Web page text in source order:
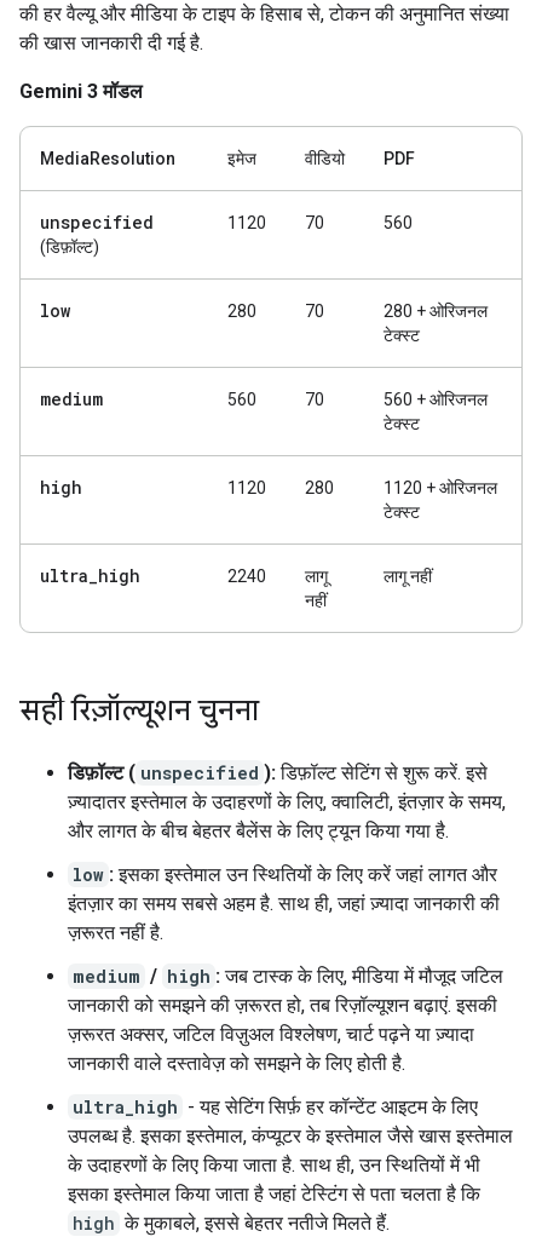
की हर वैल्यू और मीडिया के टाइप के हिसाब से, टोकन की अनुमानित संख्या
की खास जानकारी दी गई है.
Gemini 3 मॉडल
MediaResolution इमेज वीडियो PDF
unspecified
(डिफ़ॉल्ट)
1120 70 560
low 280 70
280 + ओरिजनल
टेक्स्ट
medium 560 70
560 + ओरिजनल
टेक्स्ट
high 1120 280
1120 + ओरिजनल
टेक्स्ट
ultra_high 2240
लागू
नहीं
लागू नहीं
सही रिज़ॉल्यूशन चुनना
डिफ़ॉल्ट ( unspecified ):डिफ़ॉल्ट सेटिंग से शुरू करें. इसे
ज़्यादातर इस्तेमाल के उदाहरणों के लिए, क्वालिटी, इंतज़ार के समय,
और लागत के बीच बेहतर बैलेंस के लिए ट्यून किया गया है.
low :इसका इस्तेमाल उन स्थितियों के लिए करें जहां लागत और
इंतज़ार का समय सबसे अहम है. साथ ही, जहां ज़्यादा जानकारी की
ज़रूरत नहीं है.
medium / high :जब टास्क के लिए, मीडिया में मौजूद जटिल
जानकारी को समझने की ज़रूरत हो, तब रिज़ॉल्यूशन बढ़ाएं. इसकी
ज़रूरत अक्सर, जटिल विज़ुअल विश्लेषण, चार्ट पढ़ने या ज़्यादा
जानकारी वाले दस्तावेज़ को समझने के लिए होती है.
ultra_high - यह सेटिंग सिर्फ़ हर कॉन्टेंट आइटम के लिए
उपलब्ध है. इसका इस्तेमाल, कंप्यूटर के इस्तेमाल जैसे खास इस्तेमाल
के उदाहरणों के लिए किया जाता है. साथ ही, उन स्थितियों में भी
इसका इस्तेमाल किया जाता है जहां टेस्टिंग से पता चलता है कि
high के मुकाबले, इससे बेहतर नतीजे मिलते हैं.